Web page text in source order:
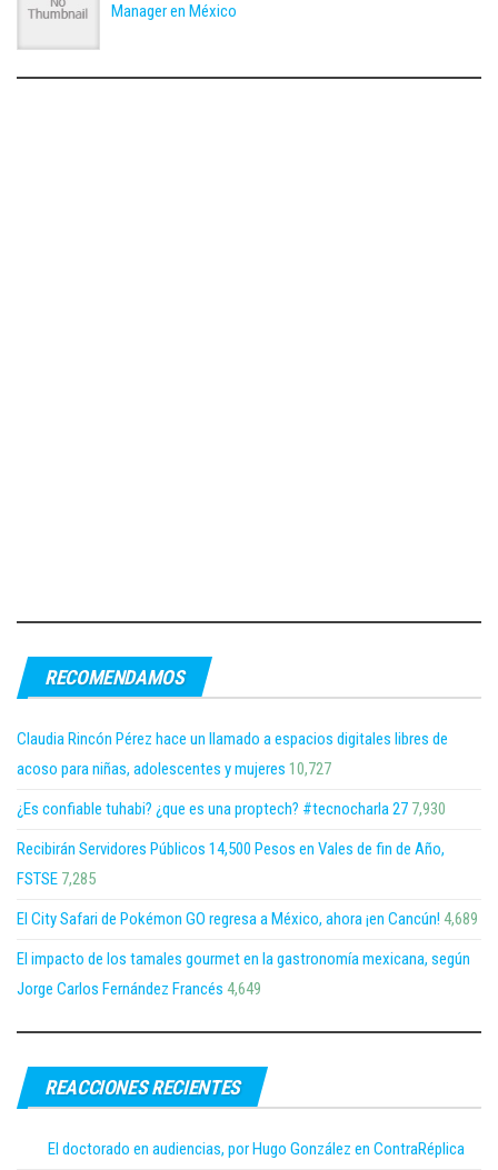
Manager en México
RECOMENDAMOS
Claudia Rincón Pérez hace un llamado a espacios digitales libres de
acoso para niñas, adolescentes y mujeres 10,727
¿Es confiable tuhabi? ¿que es una proptech? #tecnocharla 27 7,930
Recibirán Servidores Públicos 14,500 Pesos en Vales de fin de Año,
FSTSE 7,285
El City Safari de Pokémon GO regresa a México, ahora ¡en Cancún! 4,689
El impacto de los tamales gourmet en la gastronomía mexicana, según
Jorge Carlos Fernández Francés 4,649
REACCIONES RECIENTES
El doctorado en audiencias, por Hugo González en ContraRéplica